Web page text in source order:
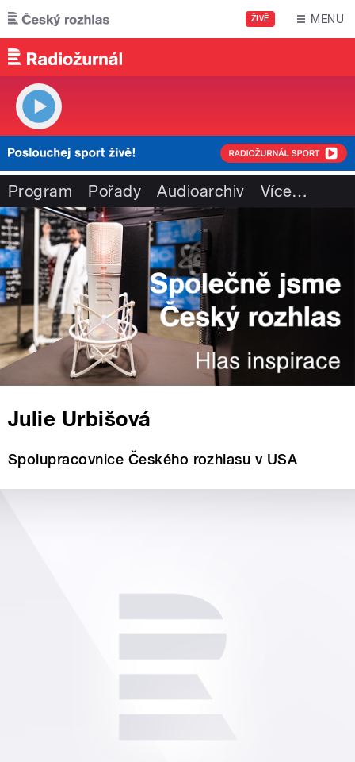
Přejít k hlavnímu obsahu
ŽIVĚ MENU
Program Pořady Audioarchiv Více…
Julie Urbišová
Spolupracovnice Českého rozhlasu v USA